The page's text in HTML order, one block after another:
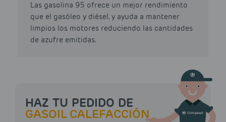
Las gasolina 95 ofrece un mejor rendimiento
que el gasóleo y diésel, y ayuda a mantener
limpios los motores reduciendo las cantidades
de azufre emitidas.
HAZ TU PEDIDO DE
GASOIL CALEFACCIÓN